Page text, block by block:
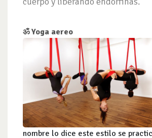
ॐ Yoga aereo
nombre lo dice este estilo se